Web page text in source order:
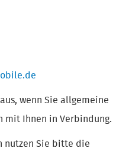
wenn Sie allgemeine
mit Ihnen in Verbindung.
nutzen Sie bitte die